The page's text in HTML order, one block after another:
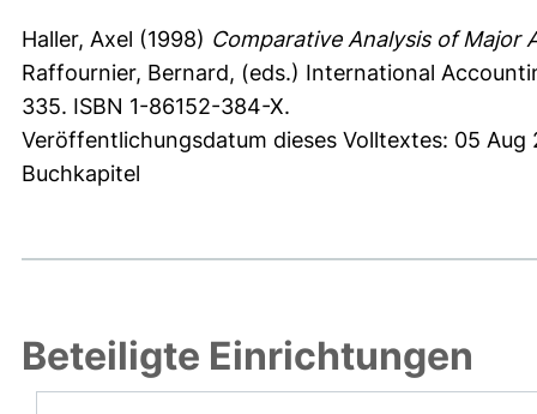
Haller, Axel (1998) Comparative Analysis of Major
Raffournier, Bernard, (eds.) International
335. ISBN 1-86152-384-X.
Veröffentlichungsdatum dieses Volltextes: 05 Aug
Buchkapitel
Beteiligte Einrichtungen